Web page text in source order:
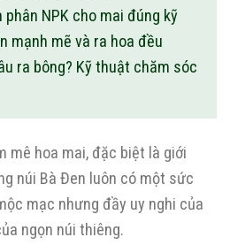
NPK cho mai đúng kỹ
mạnh mẽ và ra hoa đều
ra bông? Kỹ thuật chăm sóc
mê hoa mai, đặc biệt là giới
núi Bà Đen luôn có một sức
mạc nhưng đầy uy nghi của
ngọn núi thiêng.